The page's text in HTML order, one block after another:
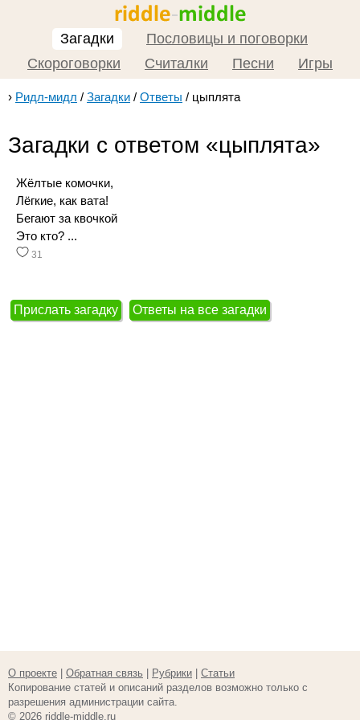
Загадки
Пословицы и поговорки
Скороговорки
Считалки Песни Игры
› Ридл-мидл / Загадки / Ответы / цыплята
Загадки с ответом «цыплята»
Жёлтые комочки,
Лёгкие, как вата!
Бегают за квочкой
Это кто? ...
31
Прислать загадку Ответы на все загадки
О проекте Обратная связь Рубрики
Статьи
Копирование статей и описаний разделов возможно только с
разрешения администрации сайта.
© 2026 riddle-middle.ru